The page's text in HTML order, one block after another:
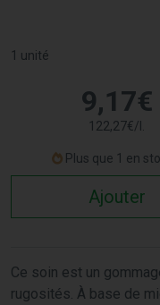
1 unité
9,17€
122,27€/l.
Plus que 1 en
Ajouter
Ce soin est un
rugosités. À base de